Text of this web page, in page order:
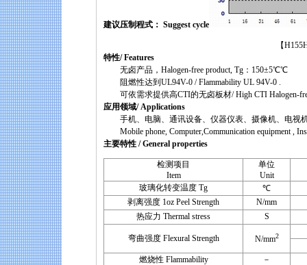
建议压制程式： Suggest cycle
【H155H Halogen-
特性/ Features
无卤产品，Halogen-free product, Tg：150±5℃℃
阻燃性达到UL94V-0 / Flammability UL 94V-0 .
可依需求提供高CTI的无卤板材/ High CTI Halogen-free
应用领域/ Applications
手机、电脑、通讯设备、仪器仪表、摄像机、电视
Mobile phone, Computer,Communication equipment ,
主要特性 / General properties
检测项目
Item
单位
Unit
玻璃化转变温度 Tg
℃
剥离强度 1oz Peel Strength
N/mm
热应力 Thermal stress
S
弯曲强度 Flexural Strength N/mm2
燃烧性 Flammability
－